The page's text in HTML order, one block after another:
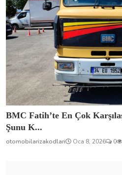
BMC Fatih’te En Çok
Şunu K...
otomobilarizakodlari Oca 8, 2026 0